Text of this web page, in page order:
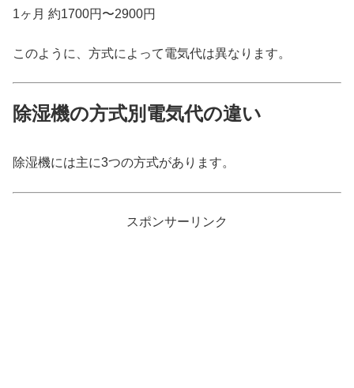
1ヶ月 約1700円〜2900円
このように、方式によって電気代は異なります。
除湿機の方式別電気代の違い
除湿機には主に3つの方式があります。
スポンサーリンク